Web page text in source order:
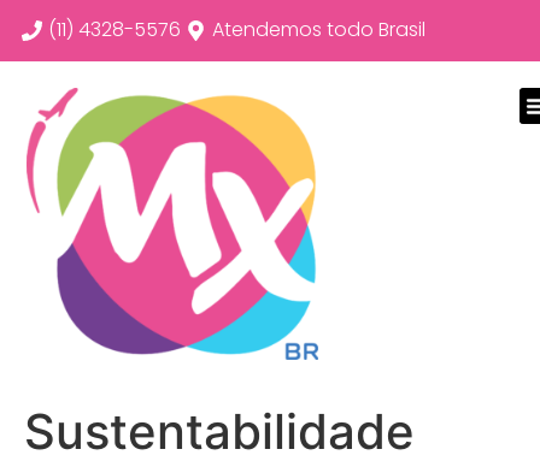
(11) 4328-5576 Atendemos todo Brasil
Sustentabilidade